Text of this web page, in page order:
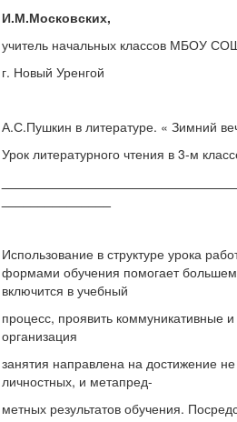
- личностные:формирование у детей
- метапредметные:
-познавательные:
правила
речевого этикета; принимать точку
-предметные:
- формирование у обучающихся
- расширение знаний детей о
произведени -
И.М.Московских,
учитель начальных классов МБОУ
г. Новый Уренгой
А.С.Пушкин в литературе. « Зимний
Урок литературного чтения в 3-м
Использование в структуре урока
формами обучения помогает
включится в учебный
процесс, проявить коммуникативные
организация
занятия направлена на достижение
личностных, и метапред-
метных результатов обучения.